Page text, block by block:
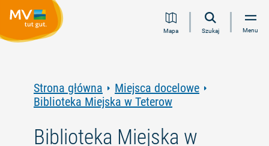
Przejdź
Przejdź
Przejdź
Przejdź
Mapa Szukaj Menu
Strona główna
Miejsca docelowe
Biblioteka Miejska w Teterow
Biblioteka Miejska w